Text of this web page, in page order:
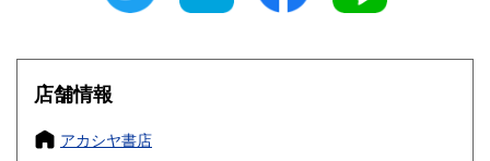
岐阜県
愛知県
店舗情報
アカシヤ書店